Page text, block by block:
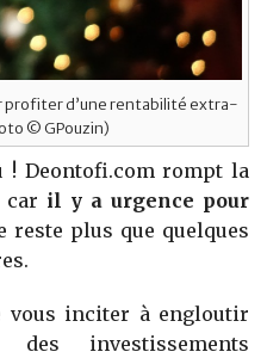
profiter d’une rentabilité extra-
© GPouzin)
Deontofi.com rompt la
car il y a urgence pour
reste plus que quelques
vous inciter à engloutir
investissements